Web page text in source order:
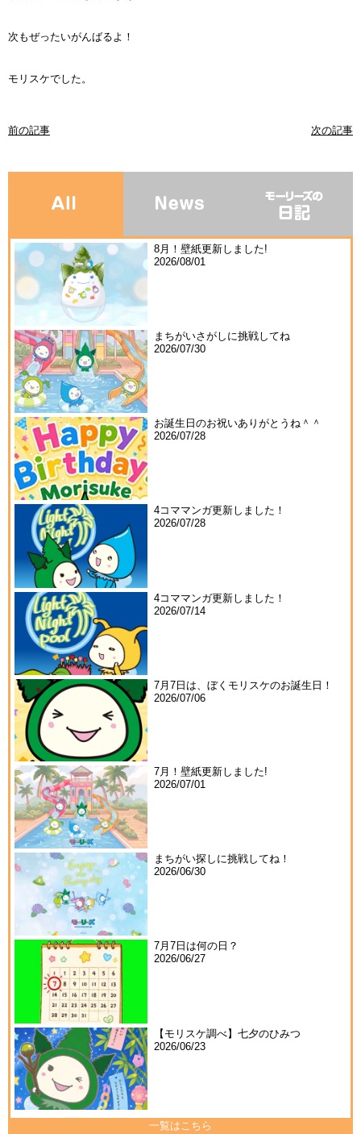
次もぜったいがんばるよ！
モリスケでした。
前の記事 次の記事
8月！壁紙更新しました!
2026/08/01
まちがいさがしに挑戦してね
2026/07/30
お誕生日のお祝いありがとうね＾＾
2026/07/28
4コママンガ更新しました！
2026/07/28
4コママンガ更新しました！
2026/07/14
7月7日は、ぼくモリスケのお誕生日！
2026/07/06
7月！壁紙更新しました!
2026/07/01
まちがい探しに挑戦してね！
2026/06/30
7月7日は何の日？
2026/06/27
【モリスケ調べ】七夕のひみつ
2026/06/23
一覧はこちら